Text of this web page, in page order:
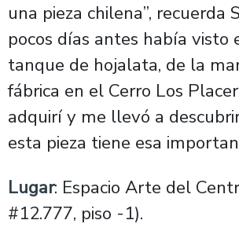
una pieza chilena”, recuerda
pocos días antes había
tanque de hojalata, de la
fábrica en el Cerro Los
adquirí y me llevó a
esta pieza tiene esa
Lugar: Espacio Arte del
#12.777, piso -1).